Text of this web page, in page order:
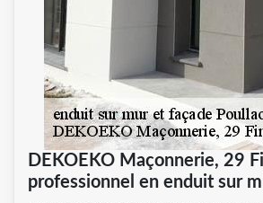
DEKOEKO Maçonnerie, 29
professionnel en enduit sur